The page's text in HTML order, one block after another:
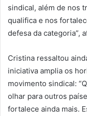
sindical, além de nos
qualifica e nos
defesa da categoria”,
Cristina ressaltou
iniciativa amplia os
movimento sindical:
olhar para outros
fortalece ainda mais.